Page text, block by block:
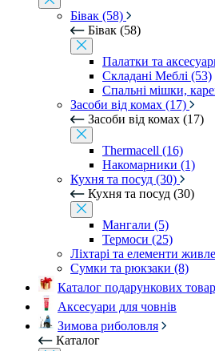
Бівак (58)
Бівак (58)
Палатки та
Складані Меблі (53)
Спальні мішки,
Засоби від комах (17)
Засоби від комах (17)
Thermacell (16)
Накомарники (1)
Кухня та посуд (30)
Кухня та посуд (30)
Мангали (5)
Термоси (25)
Ліхтарі та елементи
Сумки та рюкзаки (8)
Каталог подарункових
Аксесуари для човнів
Зимова риболовля
Каталог